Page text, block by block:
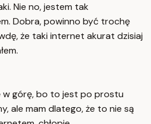
Nie no, jestem tak
Dobra, powinno być trochę
że taki internet akurat dzisiaj
w górę, bo to jest po prostu
ale mam dlatego, że to nie są